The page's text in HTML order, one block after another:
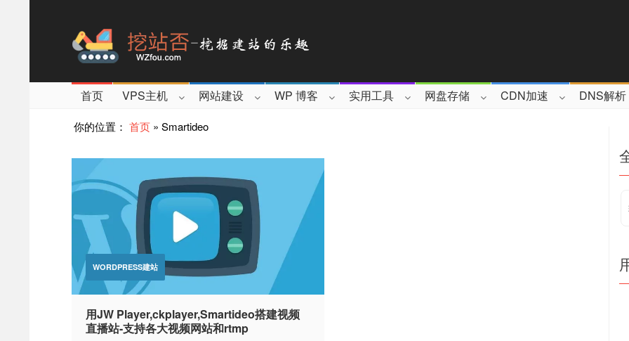
首页 VPS主机 网站建设 WP 博客 实用工具 网盘存储 CDN加速 DNS解析
你的位置： 首页 » Smartideo
WORDPRESS建站
用JW Player,ckplayer,Smartideo搭建视频
直播站-支持各大视频网站和rtmp